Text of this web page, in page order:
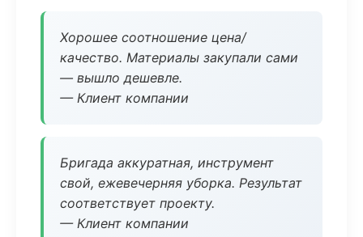
Хорошее соотношение цена/
качество. Материалы закупали сами
— вышло дешевле.
— Клиент компании
Бригада аккуратная, инструмент
свой, ежевечерняя уборка. Результат
соответствует проекту.
— Клиент компании